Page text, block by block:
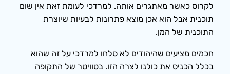
לקרוס כאשר מאתגרים אותה. למרדכי לעומת זאת אין שום
תוכנית אבל הוא אכן מוצא פתרונות לבעיות שיוצרת
התוכנית של המן.
חכמים מציעים שהיהודים לא סלחו למרדכי על זה שהוא
בכלל הכניס את כולנו לצרה הזו. בטוויטר של התקופה